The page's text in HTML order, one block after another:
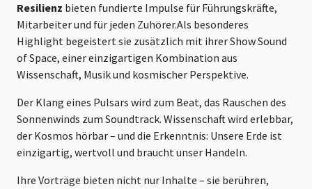
Resilienz bieten fundierte Impulse für Führungskräfte,
Mitarbeiter und für jeden Zuhörer.Als besonderes
Highlight begeistert sie zusätzlich mit ihrer Show Sound
of Space, einer einzigartigen Kombination aus
Wissenschaft, Musik und kosmischer Perspektive.
Der Klang eines Pulsars wird zum Beat, das Rauschen des
Sonnenwinds zum Soundtrack. Wissenschaft wird erlebbar,
der Kosmos hörbar – und die Erkenntnis: Unsere Erde ist
einzigartig, wertvoll und braucht unser Handeln.
Ihre Vorträge bieten nicht nur Inhalte – sie berühren,